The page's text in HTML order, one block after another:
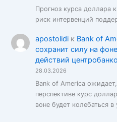
Прогноз курса доллара
риск интервенций
apostolidiк Bank of
сохранит силу на
действий
28.03.2026
Bank of America
перспективе курс
воне будет колебаться